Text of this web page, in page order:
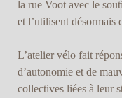
la rue Voot avec le
et l’utilisent désormais
L’atelier vélo fait
d’autonomie et de
collectives liées à leur